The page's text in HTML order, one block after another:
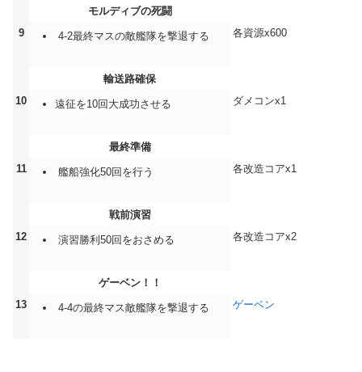
9
モルディブの死闘
各資源x600
4-2最終マスの敵艦隊を撃退する
10
輸送路確保
ダメコンx1
遠征を10回大成功させる
11
最終準備
各改造コアx1
艦船強化50回を行う
12
戦前演習
各改造コアx2
演習勝利50回をおさめる
13
ゲーベン！！
ゲーベン
4-4の最終マス敵艦隊を撃退する